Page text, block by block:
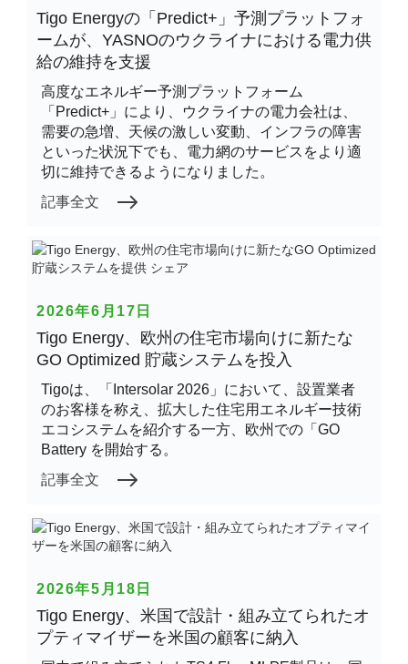
Tigo Energyの「Predict+」予測プラットフォ
ームが、YASNOのウクライナにおける電力供
給の維持を支援
高度なエネルギー予測プラットフォーム
「Predict+」により、ウクライナの電力会社は、
需要の急増、天候の激しい変動、インフラの障害
といった状況下でも、電力網のサービスをより適
切に維持できるようになりました。
記事全文
2026年6月17日
Tigo Energy、欧州の住宅市場向けに新たな
GO Optimized 貯蔵システムを投入
Tigoは、「Intersolar 2026」において、設置業者
のお客様を称え、拡大した住宅用エネルギー技術
エコシステムを紹介する一方、欧州での「GO
Battery を開始する。
記事全文
2026年5月18日
Tigo Energy、米国で設計・組み立てられたオ
プティマイザーを米国の顧客に納入